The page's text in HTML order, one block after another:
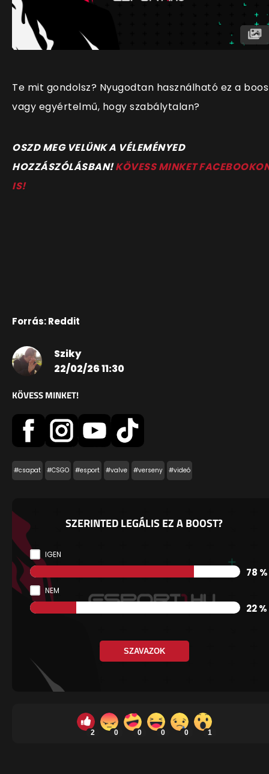
Te mit gondolsz? Nyugodtan használható ez a
vagy egyértelmű, hogy szabálytalan?
OSZD MEG VELÜNK A VÉLEMÉNYED
HOZZÁSZÓLÁSBAN!KÖVESS MINKET
IS!
Forrás: Reddit
Sziky
22/02/26 11:30
KÖVESS MINKET!
#csapat #CSGO #esport #valve #verseny #videó
SZERINTED LEGÁLIS EZ A BOOST?
IGEN
78 %
NEM
22 %
SZAVAZOK
2 0 0 0 0 1